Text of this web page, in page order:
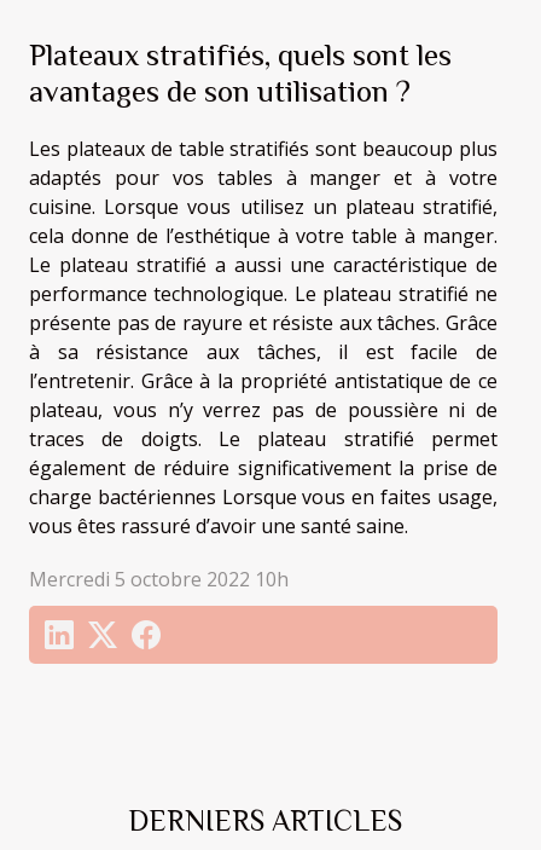
Plateaux stratifiés, quels sont les
avantages de son utilisation ?
Les plateaux de table stratifiés sont beaucoup plus
adaptés pour vos tables à manger et à votre
cuisine. Lorsque vous utilisez un plateau stratifié,
cela donne de l’esthétique à votre table à manger.
Le plateau stratifié a aussi une caractéristique de
performance technologique. Le plateau stratifié ne
présente pas de rayure et résiste aux tâches. Grâce
à sa résistance aux tâches, il est facile de
l’entretenir. Grâce à la propriété antistatique de ce
plateau, vous n’y verrez pas de poussière ni de
traces de doigts. Le plateau stratifié permet
également de réduire significativement la prise de
charge bactériennes Lorsque vous en faites usage,
vous êtes rassuré d’avoir une santé saine.
Mercredi 5 octobre 2022 10h
DERNIERS ARTICLES